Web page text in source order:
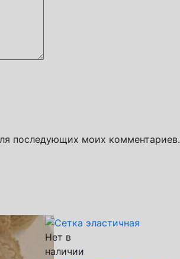
последующих моих комментариев.
Нет в
наличии